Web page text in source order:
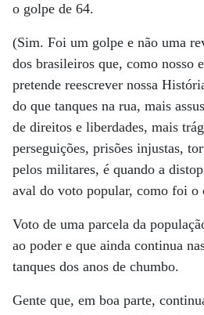
o golpe de 64.
(Sim. Foi um golpe e não uma
dos brasileiros que, como nosso
pretende reescrever nossa
do que tanques na rua, mais
de direitos e liberdades, mais
perseguições, prisões injustas,
pelos militares, é quando a
aval do voto popular, como foi o
Voto de uma parcela da
ao poder e que ainda continua
tanques dos anos de chumbo.
Gente que, em boa parte,